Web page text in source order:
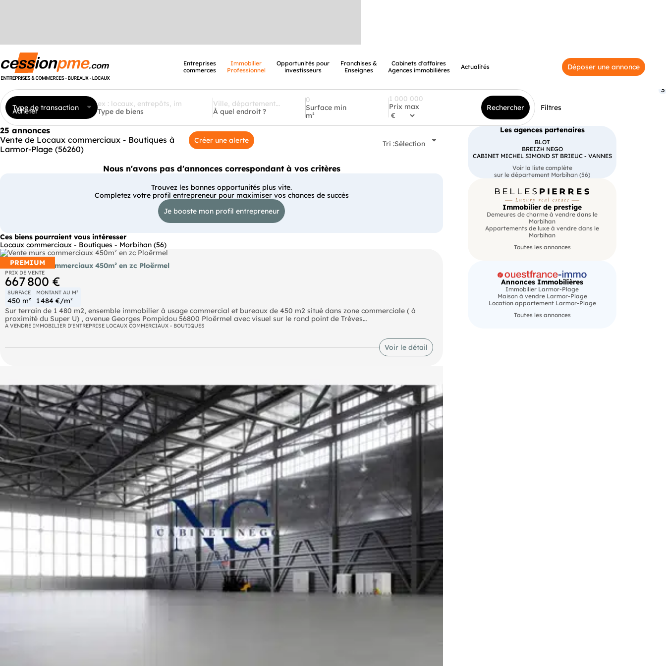
Entreprises
commerces
Immobilier
Professionnel
Opportunités pour
investisseurs
Franchises &
Enseignes
Cabinets d'affaires
Agences immobilières
Actualités Déposer une annonce
Type de transaction
Acheter Type de biens À quel endroit ?
Surface min
m²
Prix max Rechercher Filtres
3
25 annonces
Vente de Locaux commerciaux - Boutiques à
Larmor-Plage (56260)
Créer une alerte Tri :Sélection
Nous n'avons pas d'annonces correspondant à vos critères
Trouvez les bonnes opportunités plus vite.
Completez votre profil entrepreneur pour maximiser vos chances de succès
Je booste mon profil entrepreneur
Ces biens pourraient vous intéresser
Locaux commerciaux - Boutiques - Morbihan (56)
PREMIUM
Vente murs commerciaux 450m² en zc Ploërmel
PRIX DE VENTE
667 800 €
SURFACE
450 m²
MONTANT AU M²
1 484 €/m²
Sur terrain de 1 480 m2, ensemble immobilier à usage commercial et bureaux de 450 m2 situé dans zone commerciale ( à
proximité du Super U) , avenue Georges Pompidou 56800 Ploërmel avec visuel sur le rond point de Trèves
Bâtiment construit en 2006 composé de 2 cellules :
*Cellule 2 de 210 m2 : Espace showroom avec bureau d'accueil + 1 bureau + salle de pause + local stockage
locataire
Prix de cession demandé pour les murs commerciaux : 630 000 € net vendeur + 37 800 € HT honoraires Agence à la charge de
l'acquéreur
A VENDRE IMMOBILIER D'ENTREPRISE LOCAUX COMMERCIAUX - BOUTIQUES
Voir le détail
Les agences partenaires
BLOT
BREIZH NEGO
CABINET MICHEL SIMOND ST BRIEUC - VANNES
Voir la liste complète
sur le département Morbihan (56)
Immobilier de prestige
Demeures de charme à vendre dans le
Morbihan
Appartements de luxe à vendre dans le
Morbihan
Toutes les annonces
Annonces Immobilières
Immobilier Larmor-Plage
Maison à vendre Larmor-Plage
Location appartement Larmor-Plage
Toutes les annonces